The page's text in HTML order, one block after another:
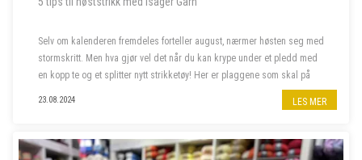
Selv om kalenderen fremdeles forteller august, nærmer høsten seg med
stormskritt. Men hva gjør vel det når du kan krype under et pledd med
en kopp te og et splitter nytt strikketøy! Her er plaggene som skal på
23.08.2024 LES MER